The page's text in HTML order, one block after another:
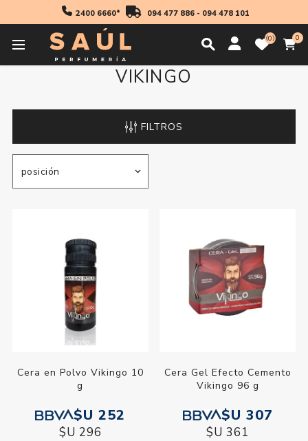
2400 6660* 094 477 886- 094 478 101
0 0
VIKINGO
FILTROS
Cera en Polvo Vikingo 10
g
$U 252
$U 296
Cera Gel Efecto Cemento
Vikingo 96 g
$U 307
$U 361